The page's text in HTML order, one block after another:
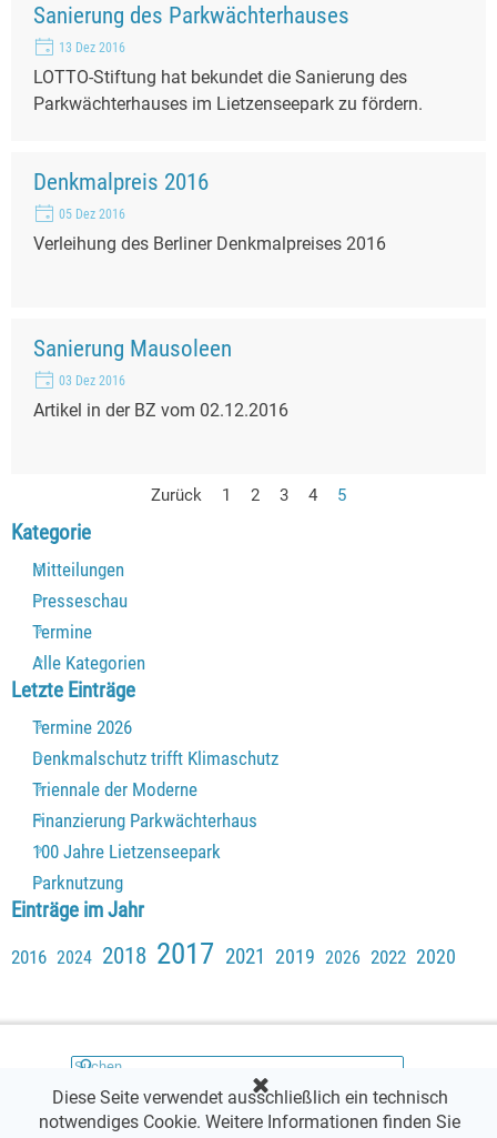
Sanierung des Parkwächterhauses
13 Dez 2016
LOTTO-Stiftung hat bekundet die Sanierung des
Parkwächterhauses im Lietzenseepark zu fördern.
Denkmalpreis 2016
05 Dez 2016
Verleihung des Berliner Denkmalpreises 2016
Sanierung Mausoleen
03 Dez 2016
Artikel in der BZ vom 02.12.2016
Zurück Gehen Sie zu Seite:
1 Gehen Sie zu Seite:
2 Gehen Sie zu Seite:
3 Gehen Sie zu Seite:
4 Aktuelle Seite:
5
Block überspringen Kategorie
Kategorie
Mitteilungen
Presseschau
Termine
Alle Kategorien
Block überspringen Letzte Einträge
Letzte Einträge
Termine 2026
Denkmalschutz trifft Klimaschutz
Triennale der Moderne
Finanzierung Parkwächterhaus
100 Jahre Lietzenseepark
Parknutzung
Block überspringen Einträge im Jahr
Einträge im Jahr
2016 2024 2018 2017 2021 2019 2026 2022 2020
Copyright @ Stiftung Denkmalschutz Berlin 2026
Diese Seite verwendet ausschließlich ein technisch
notwendiges Cookie. Weitere Informationen finden Sie